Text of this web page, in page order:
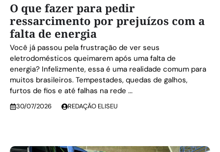
O que fazer para pedir
ressarcimento por prejuízos com a
falta de energia
Você já passou pela frustração de ver seus
eletrodomésticos queimarem após uma falta de
energia? Infelizmente, essa é uma realidade comum para
muitos brasileiros. Tempestades, quedas de galhos,
furtos de fios e até falhas na rede ...
30/07/2026 REDAÇÃO ELISEU